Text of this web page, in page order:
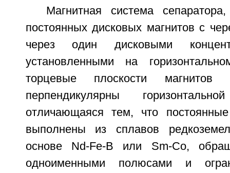
Магнитная система
постоянных дисковых магнитов с
через один дисковыми
установленными на
торцевые плоскости магнитов
перпендикулярны
отличающаяся тем, что
выполнены из сплавов
основе Nd-Fe-B или Sm-Co,
одноименными полюсами и